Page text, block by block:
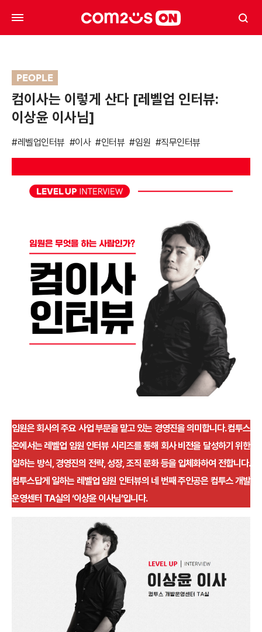
PEOPLE
컴이사는 이렇게 산다 [레벨업 인터뷰:
이상윤 이사님]
#레벨업인터뷰 #이사 #인터뷰 #임원 #직무인터뷰
임원은 회사의 주요 사업 부문을 맡고 있는 경영진을 의미합니다. 컴투스
온에서는 레벨업 임원 인터뷰 시리즈를 통해 회사 비전을 달성하기 위한
일하는 방식, 경영진의 전략, 성장, 조직 문화 등을 입체화하여 전합니다.
컴투스답게 일하는 레벨업 임원 인터뷰의 네 번째 주인공은 컴투스 개발
운영센터 TA실의 ‘이상윤 이사님’입니다.